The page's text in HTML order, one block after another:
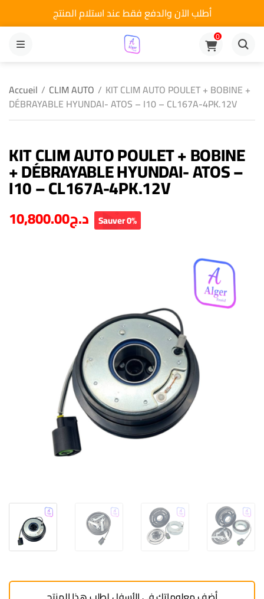
أطلب الآن والدفع فقط عند استلام المنتج
MENU
0
Accueil / CLIM AUTO / KIT CLIM AUTO POULET + BOBINE +
DÉBRAYABLE HYUNDAI- ATOS – I10 – CL167A-4PK.12V
KIT CLIM AUTO POULET + BOBINE
+ DÉBRAYABLE HYUNDAI- ATOS –
I10 – CL167A-4PK.12V
د.ج10,800.00 Sauver 0%